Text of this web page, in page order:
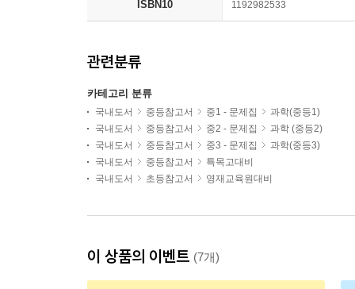
ISBN10 1192982533
관련분류
카테고리 분류
국내도서 중등참고서 중1 - 문제집
과학(중등1)
국내도서
중등참고서 중2 - 문제집
과학 (중등2)
국내도서
중등참고서 중3 - 문제집
과학(중등3)
국내도서
중등참고서
특목고대비
국내도서
초등참고서 영재교육원대비
이 상품의 이벤트 (7개)